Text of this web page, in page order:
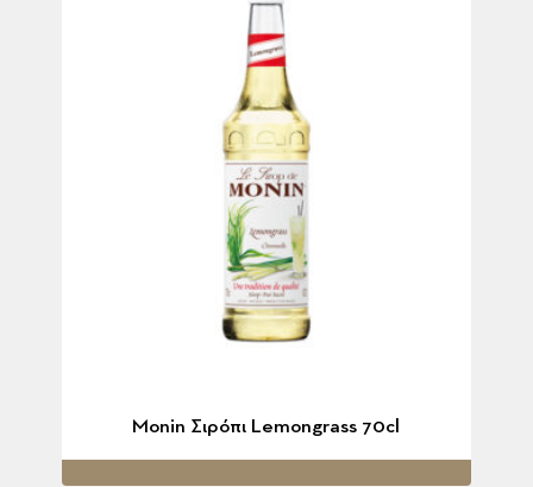
Monin Σιρόπι Lemongrass 70cl